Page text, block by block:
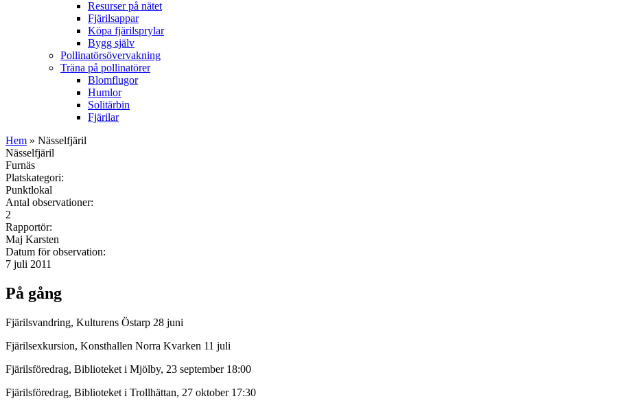
Resurser på nätet
Fjärilsappar
Köpa fjärilsprylar
Bygg själv
Pollinatörsövervakning
Träna på pollinatörer
Blomflugor
Humlor
Solitärbin
Fjärilar
Hem » Nässelfjäril
Nässelfjäril
Furnäs
Platskategori:
Punktlokal
Antal observationer:
2
Rapportör:
Maj Karsten
Datum för observation:
7 juli 2011
På gång
Fjärilsvandring, Kulturens Östarp 28 juni
Fjärilsexkursion, Konsthallen Norra Kvarken 11 juli
Fjärilsföredrag, Biblioteket i Mjölby, 23 september 18:00
Fjärilsföredrag, Biblioteket i Trollhättan, 27 oktober 17:30